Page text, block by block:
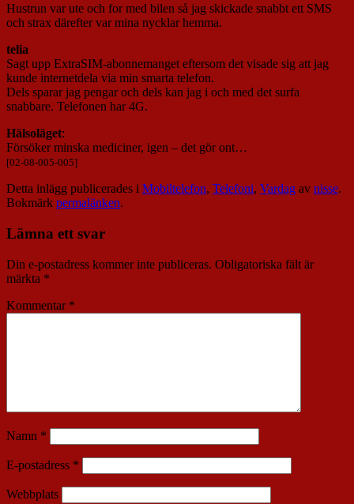
Hustrun var ute och for med bilen så jag skickade snabbt ett SMS
och strax därefter var mina nycklar hemma.
telia
Sagt upp ExtraSIM-abonnemanget eftersom det visade sig att jag
kunde internetdela via min smarta telefon.
Dels sparar jag pengar och dels kan jag i och med det surfa
snabbare. Telefonen har 4G.
Hälsoläget:
Försöker minska mediciner, igen – det gör ont…
[02-08-005-005]
Detta inlägg publicerades i Mobiltelefon, Telefoni, Vardag av nisse.
Bokmärk permalänken.
Lämna ett svar
Din e-postadress kommer inte publiceras. Obligatoriska fält är
märkta *
Kommentar *
Namn *
E-postadress *
Webbplats